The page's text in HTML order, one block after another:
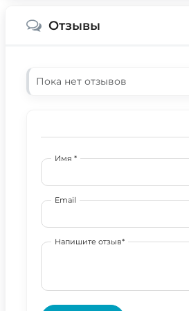
Отзывы
Пока нет отзывов
Имя *
Email
Напишите отзыв*